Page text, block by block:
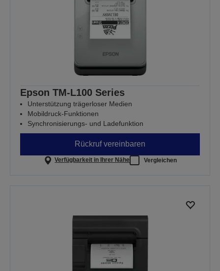
Epson TM-L100 Series
Unterstützung trägerloser Medien
Mobildruck-Funktionen
Synchronisierungs- und Ladefunktion
Rückruf vereinbaren
Verfügbarkeit in Ihrer Nähe Vergleichen